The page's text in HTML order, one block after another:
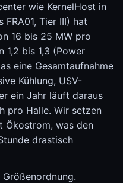
wie KernelHost in
Tier III) hat
16 bis 25 MW pro
1,2 bis 1,3 (Power
eine Gesamtaufnahme
Kühlung, USV-
ein Jahr läuft daraus
pro Halle. Wir setzen
Ökostrom, was den
drastisch